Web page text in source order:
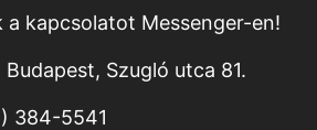
a kapcsolatot Messenger-en!
Budapest, Szugló utca 81.
384-5541